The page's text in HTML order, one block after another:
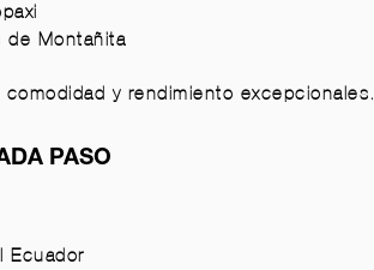
de Montañita
y rendimiento excepcionales.
PASO
Ecuador